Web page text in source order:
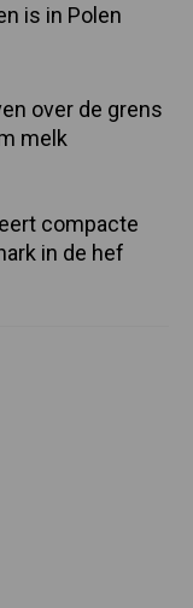
is in Polen
over de grens
melk
compacte
in de hef